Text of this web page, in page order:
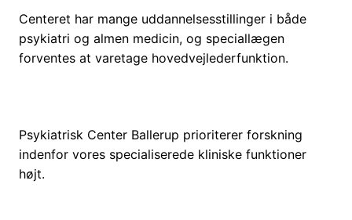
Centeret har mange uddannelsesstillinger i både
psykiatri og almen medicin, og speciallægen
forventes at varetage hovedvejlederfunktion.
Psykiatrisk Center Ballerup prioriterer forskning
indenfor vores specialiserede kliniske funktioner
højt.